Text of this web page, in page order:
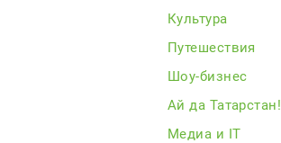
Культура
Путешествия
Шоу-бизнес
Ай да Татарстан!
Медиа и IT